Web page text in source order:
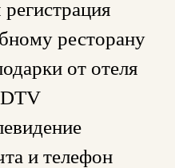
ресторану
от отеля
и телефон